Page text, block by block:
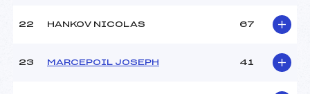
22 HANKOV NICOLAS 67
23 MARCEPOIL JOSEPH 41